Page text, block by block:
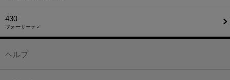
430
フォーサーティ
ヘルプ